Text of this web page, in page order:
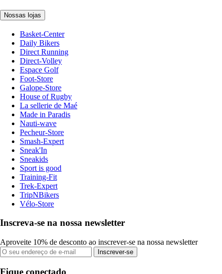
Nossas lojas
Basket-Center
Daily Bikers
Direct Running
Direct-Volley
Espace Golf
Foot-Store
Galope-Store
House of Rugby
La sellerie de Maé
Made in Paradis
Nauti-wave
Pecheur-Store
Smash-Expert
Sneak'In
Sneakids
Sport is good
Training-Fit
Trek-Expert
TripNBikers
Vélo-Store
Inscreva-se na nossa newsletter
Aproveite 10% de desconto ao inscrever-se na nossa newsletter
Inscrever-se
Fique conectado